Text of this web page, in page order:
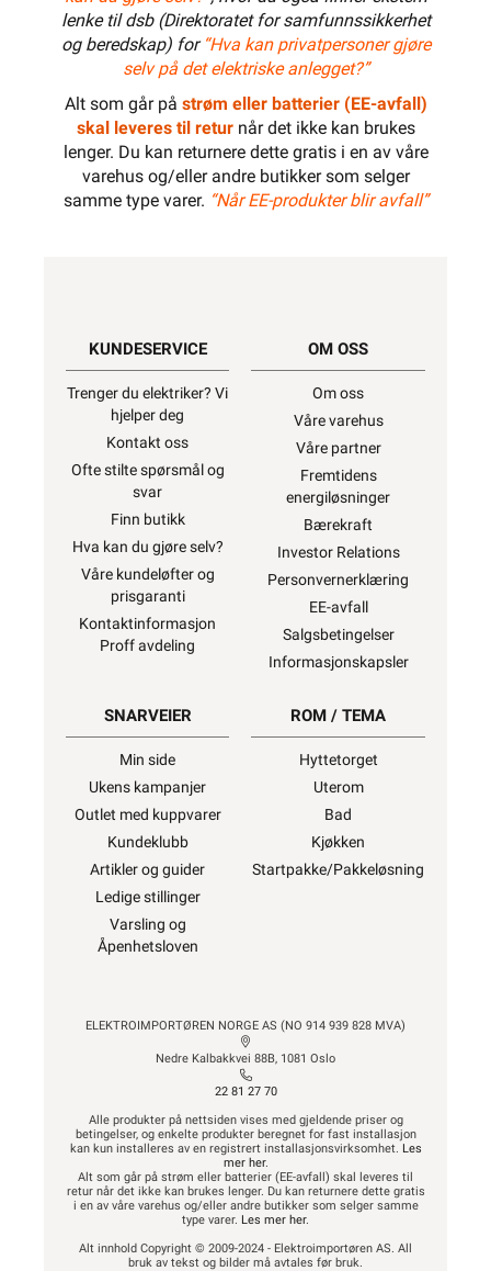
lenke til dsb (Direktoratet for samfunnssikkerhet
og beredskap) for “Hva kan privatpersoner gjøre
selv på det elektriske anlegget?”
Alt som går på strøm eller batterier (EE-avfall)
skal leveres til returnår det ikke kan brukes
lenger. Du kan returnere dette gratis i en av våre
varehus og/eller andre butikker som selger
samme type varer. “Når EE-produkter blir avfall”
KUNDESERVICE
Trenger du elektriker? Vi
hjelper deg
Kontakt oss
Ofte stilte spørsmål og
svar
Finn butikk
Hva kan du gjøre selv?
Våre kundeløfter og
prisgaranti
Kontaktinformasjon
Proff avdeling
OM OSS
Om oss
Våre varehus
Våre partner
Fremtidens
energiløsninger
Bærekraft
Investor Relations
Personvernerklæring
EE-avfall
Salgsbetingelser
Informasjonskapsler
SNARVEIER
Min side
Ukens kampanjer
Outlet med kuppvarer
Kundeklubb
Artikler og guider
Ledige stillinger
Varsling og
Åpenhetsloven
ROM / TEMA
Hyttetorget
Uterom
Bad
Kjøkken
Startpakke/Pakkeløsning
ELEKTROIMPORTØREN NORGE AS (NO 914 939 828 MVA)
Nedre Kalbakkvei 88B, 1081 Oslo
22 81 27 70
Alle produkter på nettsiden vises med gjeldende priser og
betingelser, og enkelte produkter beregnet for fast installasjon
kan kun installeres av en registrert installasjonsvirksomhet. Les
mer her.
Alt som går på strøm eller batterier (EE-avfall) skal leveres til
retur når det ikke kan brukes lenger. Du kan returnere dette gratis
i en av våre varehus og/eller andre butikker som selger samme
type varer. Les mer her.
Alt innhold Copyright © 2009-2024 - Elektroimportøren AS. All
bruk av tekst og bilder må avtales før bruk.